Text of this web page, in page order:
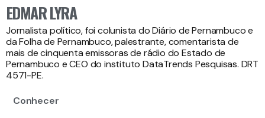
EDMAR LYRA
Jornalista político, foi colunista do Diário de Pernambuco e
da Folha de Pernambuco, palestrante, comentarista de
mais de cinquenta emissoras de rádio do Estado de
Pernambuco e CEO do instituto DataTrends Pesquisas. DRT
4571-PE.
Conhecer